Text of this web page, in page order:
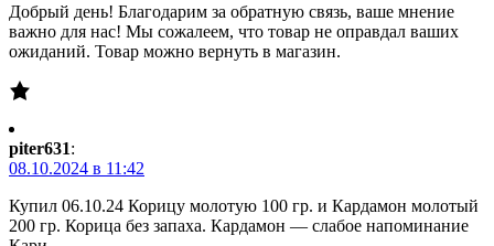
Добрый день! Благодарим за обратную связь, ваше мнение
важно для нас! Мы сожалеем, что товар не оправдал ваших
ожиданий. Товар можно вернуть в магазин.
piter631:
08.10.2024 в 11:42
Купил 06.10.24 Корицу молотую 100 гр. и Кардамон молотый
200 гр. Корица без запаха. Кардамон — слабое напоминание